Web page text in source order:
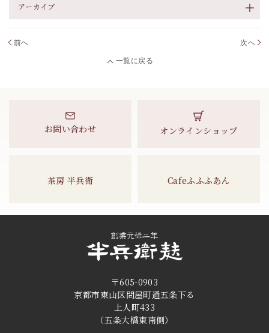
アーカイブ
前へ
一覧に戻る
次へ
お問い合わせ オンラインショップ
茶房 半兵衛 Cafeふふふあん
〒605-0903
京都市東山区問屋町通五条下る
上人町433
（五条大橋東南側）